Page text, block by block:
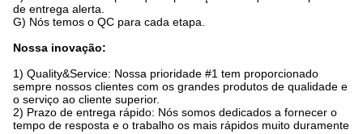
de entrega alerta.
G) Nós temos o QC para cada etapa.
Nossa inovação:
1) Quality&Service: Nossa prioridade #1 tem proporcionado
sempre nossos clientes com os grandes produtos de qualidade e
o serviço ao cliente superior.
2) Prazo de entrega rápido: Nós somos dedicados a fornecer o
tempo de resposta e o trabalho os mais rápidos muito duramente